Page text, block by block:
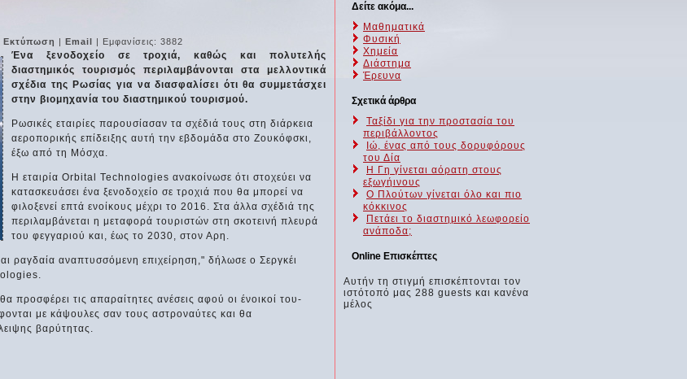
Εκτύπωση | Email | Εμφανίσεις: 3882
Ένα ξενοδοχείο σε τροχιά, καθώς και πολυτελής
διαστημικός τουρισμός περιλαμβάνονται στα μελλοντικά
σχέδια της Ρωσίας για να διασφαλίσει ότι θα συμμετάσχει
στην βιομηχανία του διαστημικού τουρισμού.
Ρωσικές εταιρίες παρουσίασαν τα σχέδιά τους στη διάρκεια
αεροπορικής επίδειξης αυτή την εβδομάδα στο Ζουκόφσκι,
έξω από τη Μόσχα.
Η εταιρία Orbital Technologies ανακοίνωσε ότι στοχεύει να
κατασκευάσει ένα ξενοδοχείο σε τροχιά που θα μπορεί να
φιλοξενεί επτά ενοίκους μέχρι το 2016. Στα άλλα σχέδιά της
περιλαμβάνεται η μεταφορά τουριστών στη σκοτεινή πλευρά
του φεγγαριού και, έως το 2030, στον Αρη.
ραγδαία αναπτυσσόμενη επιχείρηση," δήλωσε ο Σεργκέι
προσφέρει τις απαραίτητες ανέσεις αφού οι ένοικοί του-
με κάψουλες σαν τους αστροναύτες και θα
βαρύτητας.
Δείτε ακόμα...
Μαθηματικά
Φυσική
Χημεία
Διάστημα
Έρευνα
Σχετικά άρθρα
Ταξίδι για την προστασία του
περιβάλλοντος
Ιώ, ένας από τους δορυφόρους
του Δία
Η Γη γίνεται αόρατη στους
εξωγήινους
Ο Πλούτων γίνεται όλο και πιο
κόκκινος
Πετάει το διαστημικό λεωφορείο
ανάποδα;
Online Επισκέπτες
Αυτήν τη στιγμή επισκέπτονται τον
ιστότοπό μας 288 guests και κανένα
μέλος